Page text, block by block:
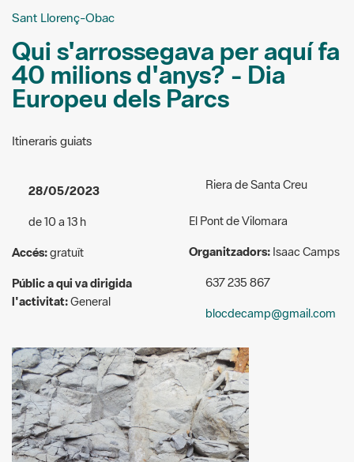
40 milions d'anys? - Dia
Europeu dels Parcs
Itineraris guiats
28/05/2023
Accés:gratuït
Públic a qui va dirigida
l'activitat:
General
637 235 867
blocdecamp@gmail.com